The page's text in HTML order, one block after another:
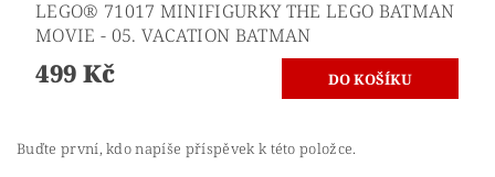
LEGO® 71017 MINIFIGURKY THE LEGO BATMAN
MOVIE - 05. VACATION BATMAN
499 Kč
Buďte první, kdo napíše příspěvek k této položce.